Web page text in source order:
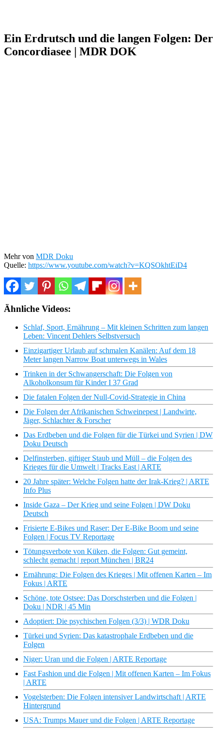
Ein Erdrutsch und die langen Folgen: Der
Concordiasee | MDR DOK
Mehr von MDR Doku
Quelle: https://www.youtube.com/watch?v=KQSOkhtEiD4
Ähnliche Videos:
Schlaf, Sport, Ernährung – Mit kleinen Schritten zum langen
Leben: Vincent Dehlers Selbstversuch
Einzigartiger Urlaub auf schmalen Kanälen: Auf dem 18
Meter langen Narrow Boat unterwegs in Wales
Trinken in der Schwangerschaft: Die Folgen von
Alkoholkonsum für Kinder I 37 Grad
Die fatalen Folgen der Null-Covid-Strategie in China
Die Folgen der Afrikanischen Schweinepest | Landwirte,
Jäger, Schlachter & Forscher
Das Erdbeben und die Folgen für die Türkei und Syrien | DW
Doku Deutsch
Delfinsterben, giftiger Staub und Müll – die Folgen des
Krieges für die Umwelt | Tracks East | ARTE
20 Jahre später: Welche Folgen hatte der Irak-Krieg? | ARTE
Info Plus
Inside Gaza – Der Krieg und seine Folgen | DW Doku
Deutsch
Frisierte E-Bikes und Raser: Der E-Bike Boom und seine
Folgen | Focus TV Reportage
Tötungsverbote von Küken, die Folgen: Gut gemeint,
schlecht gemacht | report München | BR24
Ernährung: Die Folgen des Krieges | Mit offenen Karten – Im
Fokus | ARTE
Schöne, tote Ostsee: Das Dorschsterben und die Folgen |
Doku | NDR | 45 Min
Adoptiert: Die psychischen Folgen (3/3) | WDR Doku
Türkei und Syrien: Das katastrophale Erdbeben und die
Folgen
Niger: Uran und die Folgen | ARTE Reportage
Fast Fashion und die Folgen | Mit offenen Karten – Im Fokus
| ARTE
Vogelsterben: Die Folgen intensiver Landwirtschaft | ARTE
Hintergrund
USA: Trumps Mauer und die Folgen | ARTE Reportage